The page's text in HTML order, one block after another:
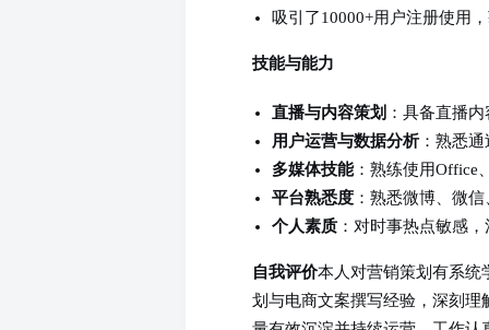
吸引了10000+用户注册使用
技能与能力
直播与内容策划 ：具备直播
用户运营与数据分析：熟悉通
多媒体技能：熟练使用Office
平台熟悉度 ：熟悉微博、微
个人素质 ：对时事热点敏感
自我评价本人对营销策划有系统
划与电商文案撰写经验，深刻